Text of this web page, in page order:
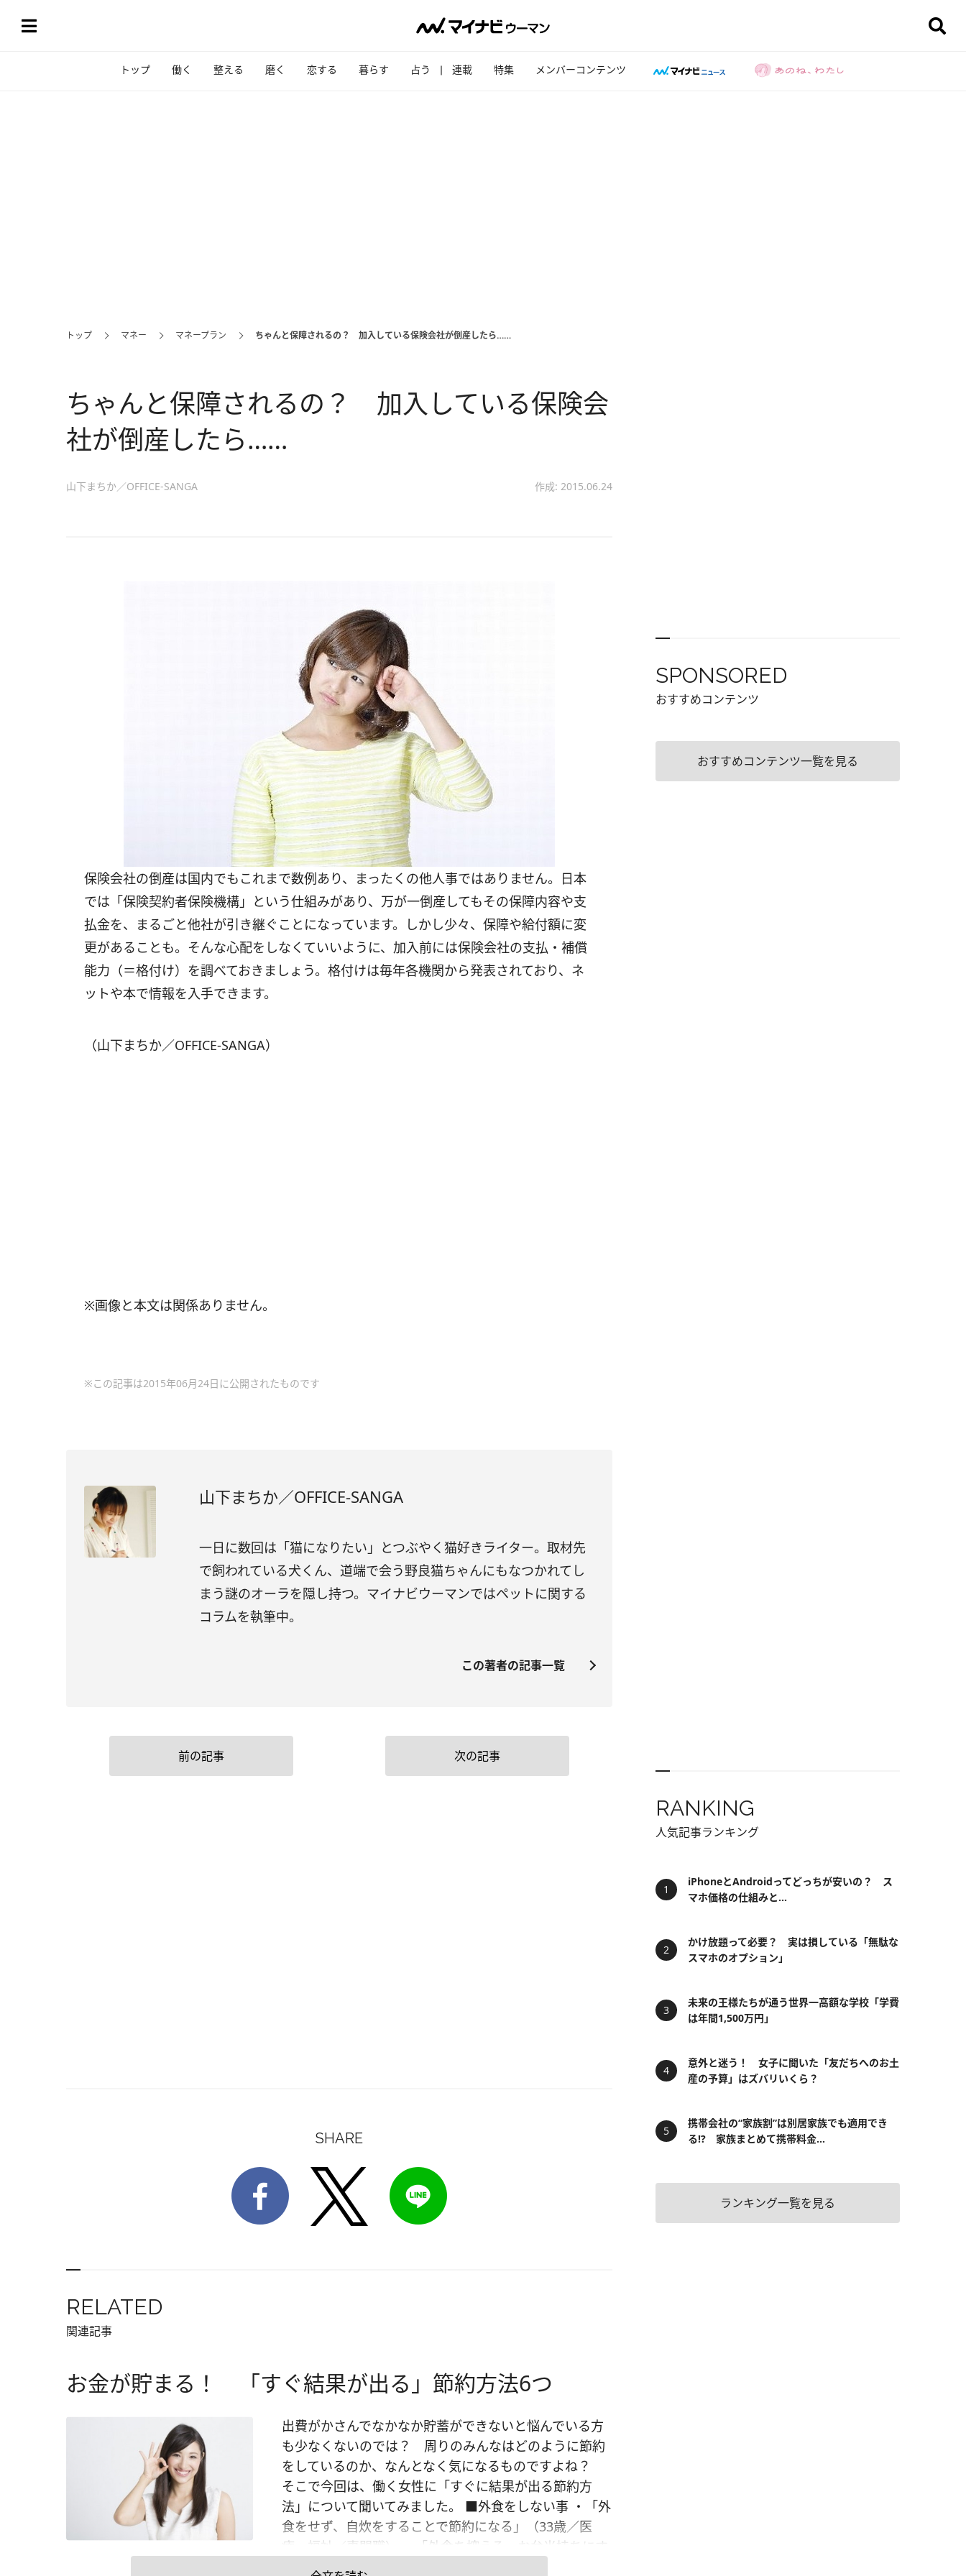
トップ 働く 整える 磨く 恋する 暮らす 占う 連載 特集 メンバーコンテンツ
トップ マネー マネープラン ちゃんと保障されるの？ 加入している保険会社が倒産したら……
ちゃんと保障されるの？ 加入している保険会
社が倒産したら……
山下まちか／OFFICE-SANGA 作成: 2015.06.24
保険会社の倒産は国内でもこれまで数例あり、まったくの他人事ではありません。日本
では「保険契約者保険機構」という仕組みがあり、万が一倒産してもその保障内容や支
払金を、まるごと他社が引き継ぐことになっています。しかし少々、保障や給付額に変
更があることも。そんな心配をしなくていいように、加入前には保険会社の支払・補償
能力（＝格付け）を調べておきましょう。格付けは毎年各機関から発表されており、ネ
ットや本で情報を入手できます。
（山下まちか／OFFICE-SANGA）
※画像と本文は関係ありません。
※この記事は2015年06月24日に公開されたものです
山下まちか／OFFICE-SANGA
一日に数回は「猫になりたい」とつぶやく猫好きライター。取材先
で飼われている犬くん、道端で会う野良猫ちゃんにもなつかれてし
まう謎のオーラを隠し持つ。マイナビウーマンではペットに関する
コラムを執筆中。
この著者の記事一覧
前の記事 次の記事
SHARE
RELATED
関連記事
お金が貯まる！ 「すぐ結果が出る」節約方法6つ
出費がかさんでなかなか貯蓄ができないと悩んでいる方
も少なくないのでは？ 周りのみんなはどのように節約
をしているのか、なんとなく気になるものですよね？
そこで今回は、働く女性に「すぐに結果が出る節約方
法」について聞いてみました。 ■外食をしない事 ・「外
食をせず、自炊をすることで節約になる」（33歳／医
療・福祉／専門職） ・「外食を控える。お弁当持ちにす
ると食費節約」（29歳／その他／その他） 外食の頻度が
SPONSORED
おすすめコンテンツ
おすすめコンテンツ一覧を見る
RANKING
人気記事ランキング
iPhoneとAndroidってどっちが安いの？ ス
マホ価格の仕組みと...
かけ放題って必要？ 実は損している「無駄な
スマホのオプション」
未来の王様たちが通う世界一高額な学校「学費
は年間1,500万円」
意外と迷う！ 女子に聞いた「友だちへのお土
産の予算」はズバリいくら？
携帯会社の“家族割”は別居家族でも適用でき
る!? 家族まとめて携帯料金...
ランキング一覧を見る